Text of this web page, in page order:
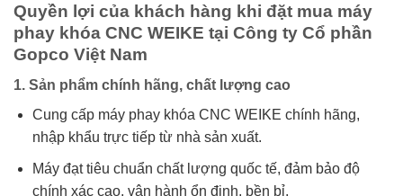
Quyền lợi của khách hàng khi đặt mua máy
phay khóa CNC WEIKE tại Công ty Cổ phần
Gopco Việt Nam
1. Sản phẩm chính hãng, chất lượng cao
Cung cấp máy phay khóa CNC WEIKE chính hãng,
nhập khẩu trực tiếp từ nhà sản xuất.
Máy đạt tiêu chuẩn chất lượng quốc tế, đảm bảo độ
chính xác cao, vận hành ổn định, bền bỉ.